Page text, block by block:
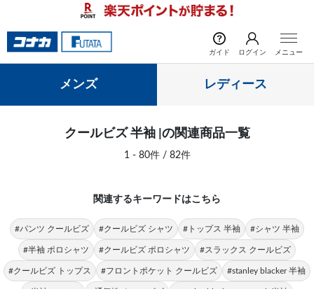
前の画像
ガイド ログイン メニュー
メンズ レディース
クールビズ 半袖 |の関連商品一覧
1 - 80件 / 82件
関連するキーワードはこちら
#パンツ クールビズ #クールビズ シャツ #トップス 半袖 #シャツ 半袖
#半袖 ポロシャツ #クールビズ ポロシャツ #スラックス クールビズ
#クールビズ トップス #フロントポケット クールビズ #stanley blacker 半袖
#半袖 Tシャツ #通気性 クールビズ #stanley blacker new york 半袖